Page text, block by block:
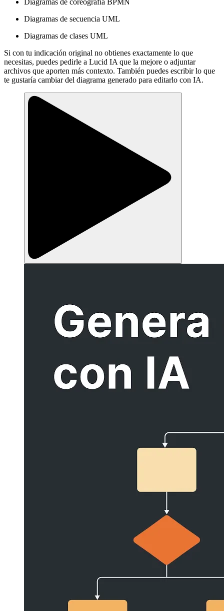
Diagramas de secuencia UML
Diagramas de clases UML
Si con tu indicación original no obtienes exactamente lo que
necesitas, puedes pedirle a Lucid IA que la mejore o adjuntar
archivos que aporten más contexto. También puedes escribir lo que
te gustaría cambiar del diagrama generado para editarlo con IA.